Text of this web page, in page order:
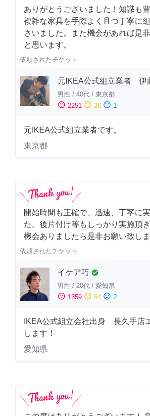
ありがとうございました！知識も
複雑な家具を手際よく且つ丁寧に
さいました。また機会があれば是
と思います。
依頼されたチケット
元IKEA公式組立業者 伊
男性 / 40代 / 東京都
sentiment_satisfied 2251 sentiment_neutral 26 sentiment_dissatisfied 1
元IKEA公式組立業者です。
東京都
開始時間も正確で、迅速、丁寧に
た。後片付け等もしっかり実施頂
機会ありましたら是非お願い致しま
依頼されたチケット
イケア巧 check_circle
男性 / 20代 / 愛知県
sentiment_satisfied 1359 sentiment_neutral 64 sentiment_dissatisfied 2
IKEA公式組立会社出身 長久手店
します！
愛知県